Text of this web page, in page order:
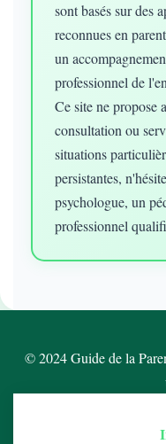
sont basés sur des
reconnues en
un
professionnel de
Ce site ne propose
consultation ou
situations
persistantes,
psychologue, un
professionnel
© 2024 Guide de la